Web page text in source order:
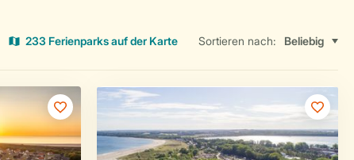
233 Ferienparks auf der Karte Sortieren nach: